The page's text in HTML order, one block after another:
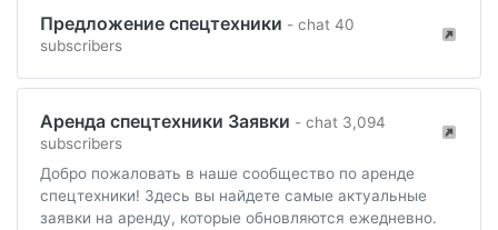
Предложение спецтехники - chat 40
subscribers
Аренда спецтехники Заявки - chat 3,094
subscribers
Добро пожаловать в наше сообщество по аренде
спецтехники! Здесь вы найдете самые актуальные
заявки на аренду, которые обновляются ежедневно.